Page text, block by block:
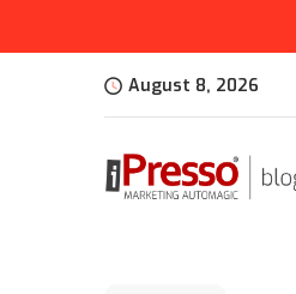
August 8, 2026